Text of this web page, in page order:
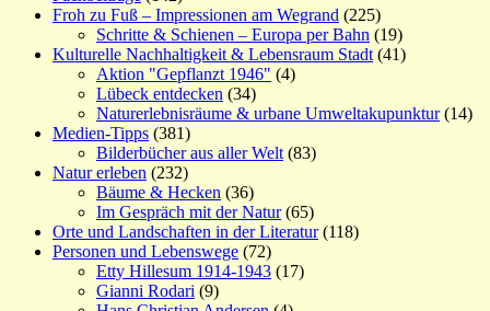
Froh zu Fuß – Impressionen am Wegrand (225)
Schritte & Schienen – Europa per Bahn (19)
Kulturelle Nachhaltigkeit & Lebensraum Stadt (41)
Aktion "Gepflanzt 1946" (4)
Lübeck entdecken (34)
Naturerlebnisräume & urbane Umweltakupunktur(14)
Medien-Tipps (381)
Bilderbücher aus aller Welt (83)
Natur erleben (232)
Bäume & Hecken (36)
Im Gespräch mit der Natur(65)
Orte und Landschaften in der Literatur(118)
Personen und Lebenswege (72)
Etty Hillesum 1914-1943 (17)
Gianni Rodari (9)